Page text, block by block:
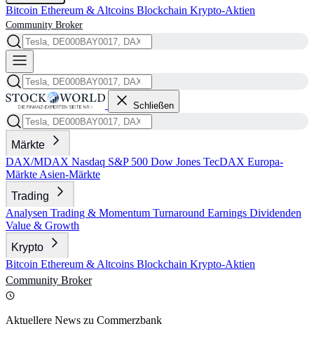
Bitcoin Ethereum & Altcoins Blockchain Krypto-Aktien
Community Broker
Schließen
Märkte
DAX/MDAX Nasdaq S&P 500 Dow Jones TecDAX Europa-
Märkte Asien-Märkte
Trading
Analysen Trading & Momentum Turnaround Earnings Dividenden
Value & Growth
Krypto
Bitcoin Ethereum & Altcoins Blockchain Krypto-Aktien
Community Broker
Aktuellere News zu Commerzbank